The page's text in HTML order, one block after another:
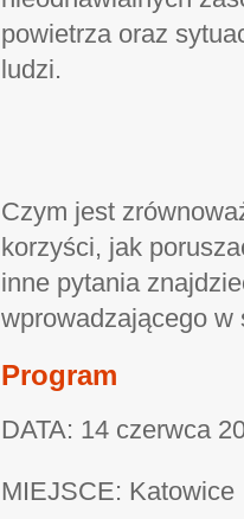
powietrza oraz
ludzi.
Czym jest
korzyści, jak
inne pytania
wprowadzającego w
Program
DATA: 14 czerwca
MIEJSCE: Katowice